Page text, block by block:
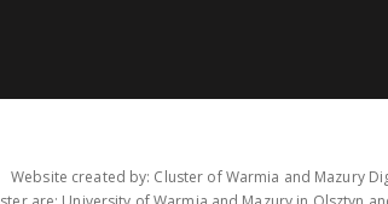
Website created by: Cluster of Warmia and Mazury